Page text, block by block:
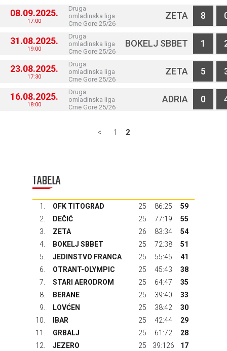
08.09.2025.
17:00
Druga
omladinska liga
Crne Gore 25/26
ZETA 8
31.08.2025.
19:00
Druga
omladinska liga
Crne Gore 25/26
BOKELJ SBBET 1
23.08.2025.
17:30
Druga
omladinska liga
Crne Gore 25/26
ZETA 5
16.08.2025.
18:00
Druga
omladinska liga
Crne Gore 25/26
ADRIA 0
< 1 2
TABELA
1. OFK TITOGRAD 25 86:25
59
2.
DEČIĆ 25 77:19
55
3.
ZETA 26 83:34
54
4.
BOKELJ SBBET 25 72:38
51
5.
JEDINSTVO FRANCA 25 55:45
41
6.
OTRANT-OLYMPIC 25 45:43
38
7.
STARI AERODROM 25 64:47
35
8.
BERANE 25 39:40
33
9.
LOVĆEN 25 38:42
30
10.
IBAR 25 42:44
29
11.
GRBALJ 25 61:72
28
12.
JEZERO 25 39:126
17